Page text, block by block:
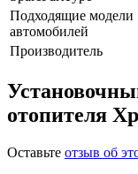
Подходящие модели
автомобилей
Производитель
отопителя
Оставьте отзыв об